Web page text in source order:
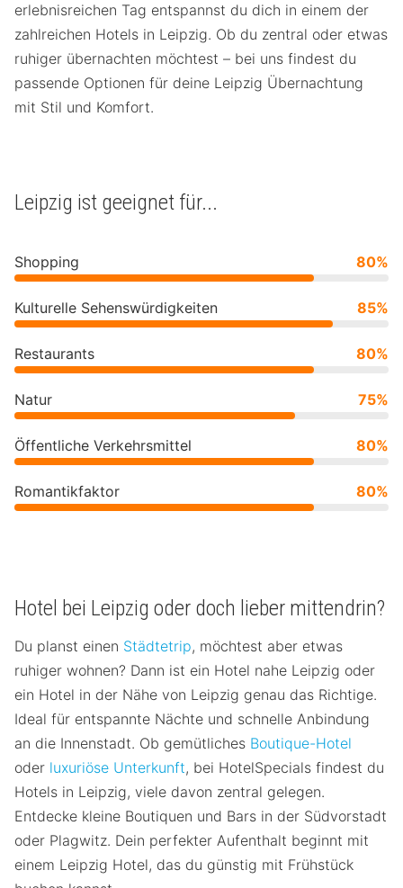
erlebnisreichen Tag entspannst du dich in einem der
zahlreichen Hotels in Leipzig. Ob du zentral oder etwas
ruhiger übernachten möchtest – bei uns findest du
passende Optionen für deine Leipzig Übernachtung
mit Stil und Komfort.
Leipzig ist geeignet für...
Shopping 80%
Kulturelle Sehenswürdigkeiten 85%
Restaurants 80%
Natur 75%
Öffentliche Verkehrsmittel 80%
Romantikfaktor 80%
Hotel bei Leipzig oder doch lieber mittendrin?
Du planst einen Städtetrip, möchtest aber etwas
ruhiger wohnen? Dann ist ein Hotel nahe Leipzig oder
ein Hotel in der Nähe von Leipzig genau das Richtige.
Ideal für entspannte Nächte und schnelle Anbindung
an die Innenstadt. Ob gemütliches Boutique-Hotel
oder luxuriöse Unterkunft, bei HotelSpecials findest du
Hotels in Leipzig, viele davon zentral gelegen.
Entdecke kleine Boutiquen und Bars in der Südvorstadt
oder Plagwitz. Dein perfekter Aufenthalt beginnt mit
einem Leipzig Hotel, das du günstig mit Frühstück